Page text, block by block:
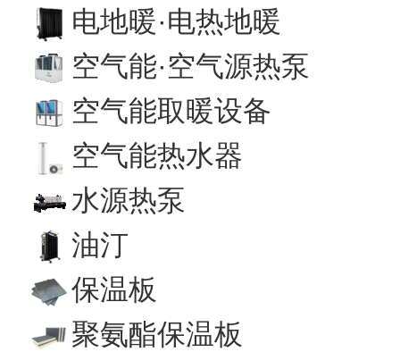
电地暖·电热地暖
空气能·空气源热泵
空气能取暖设备
空气能热水器
水源热泵
油汀
保温板
聚氨酯保温板